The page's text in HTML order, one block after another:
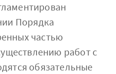
Порядка
частью
работ с
обязательные